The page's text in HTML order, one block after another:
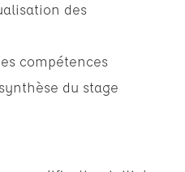
des
compétences
du stage